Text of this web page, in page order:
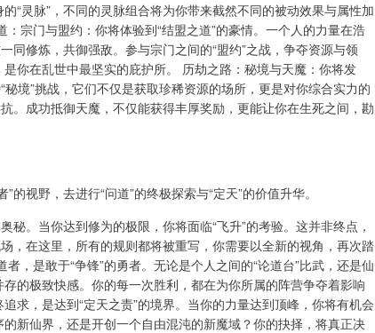
“灵脉”，不同的灵脉组合将为你带来截然不同的被动效果与属性加
宗门与盟约：你将体验到“结盟之道”的豪情。一个人的力量在浩
同修炼，共御强敌。参与宗门之间的“盟约”之战，争夺资源与领
你在乱世中最坚实的庇护所。 历劫之路：秘境与天魔：你将发
境”挑战，它们不仅是获取珍稀资源的场所，更是对你综合实力的
。成功抵御天魔，不仅能获得丰厚奖励，更能让你在生死之间，勘
视野，去进行“问道”的终极探索与“定天”的价值升华。
秘。当你达到修为的极限，你将面临“飞升”的考验。这并非终点，
，在这里，所有的规则都将被重写，你需要以全新的视角，再次踏
，是敢于“争锋”的勇者。无论是个人之间的“论道台”比武，还是仙
的极致快感。你的每一次胜利，都在为你所属的阵营争夺着影响
求，是达到“定天之责”的境界。当你的力量达到顶峰，你将有机会
新仙界，还是开创一个自由混沌的新魔域？你的抉择，将真正决